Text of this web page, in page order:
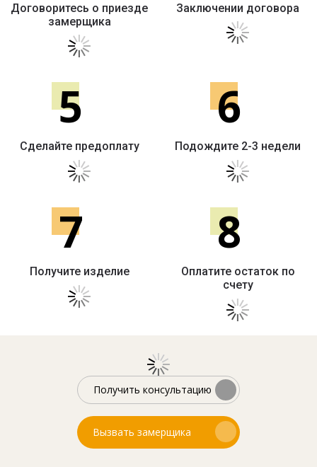
Договоритесь о приезде
замерщика
Заключении договора
5
Сделайте предоплату
6
Подождите 2-3 недели
7
Получите изделие
8
Оплатите остаток по
счету
Получить консультацию
Вызвать замерщика